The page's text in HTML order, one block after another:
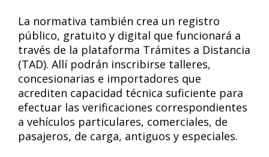
La normativa también crea un registro
público, gratuito y digital que funcionará a
través de la plataforma Trámites a Distancia
(TAD). Allí podrán inscribirse talleres,
concesionarias e importadores que
acrediten capacidad técnica suficiente para
efectuar las verificaciones correspondientes
a vehículos particulares, comerciales, de
pasajeros, de carga, antiguos y especiales.